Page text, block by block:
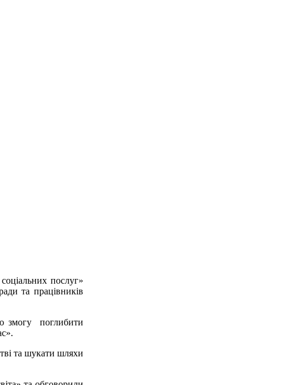
послуг»
та працівників
змогу поглибити
та шукати шляхи